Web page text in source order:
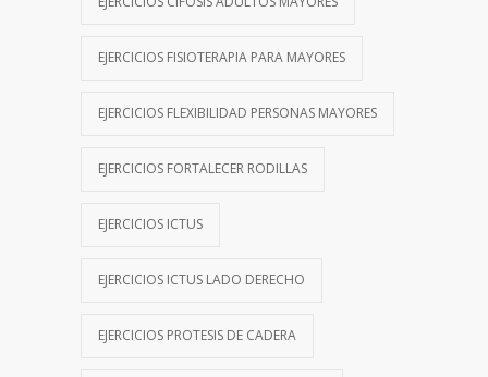
EJERCICIOS FISIOTERAPIA PARA MAYORES
EJERCICIOS FLEXIBILIDAD PERSONAS MAYORES
EJERCICIOS FORTALECER RODILLAS
EJERCICIOS ICTUS
EJERCICIOS ICTUS LADO DERECHO
EJERCICIOS PROTESIS DE CADERA